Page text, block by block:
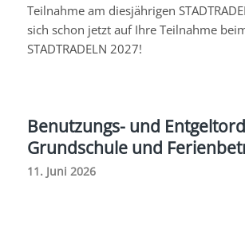
Teilnahme am diesjährigen
sich schon jetzt auf Ihre Teilnahme
STADTRADELN 2027!
Benutzungs- und
Grundschule und
11. Juni 2026